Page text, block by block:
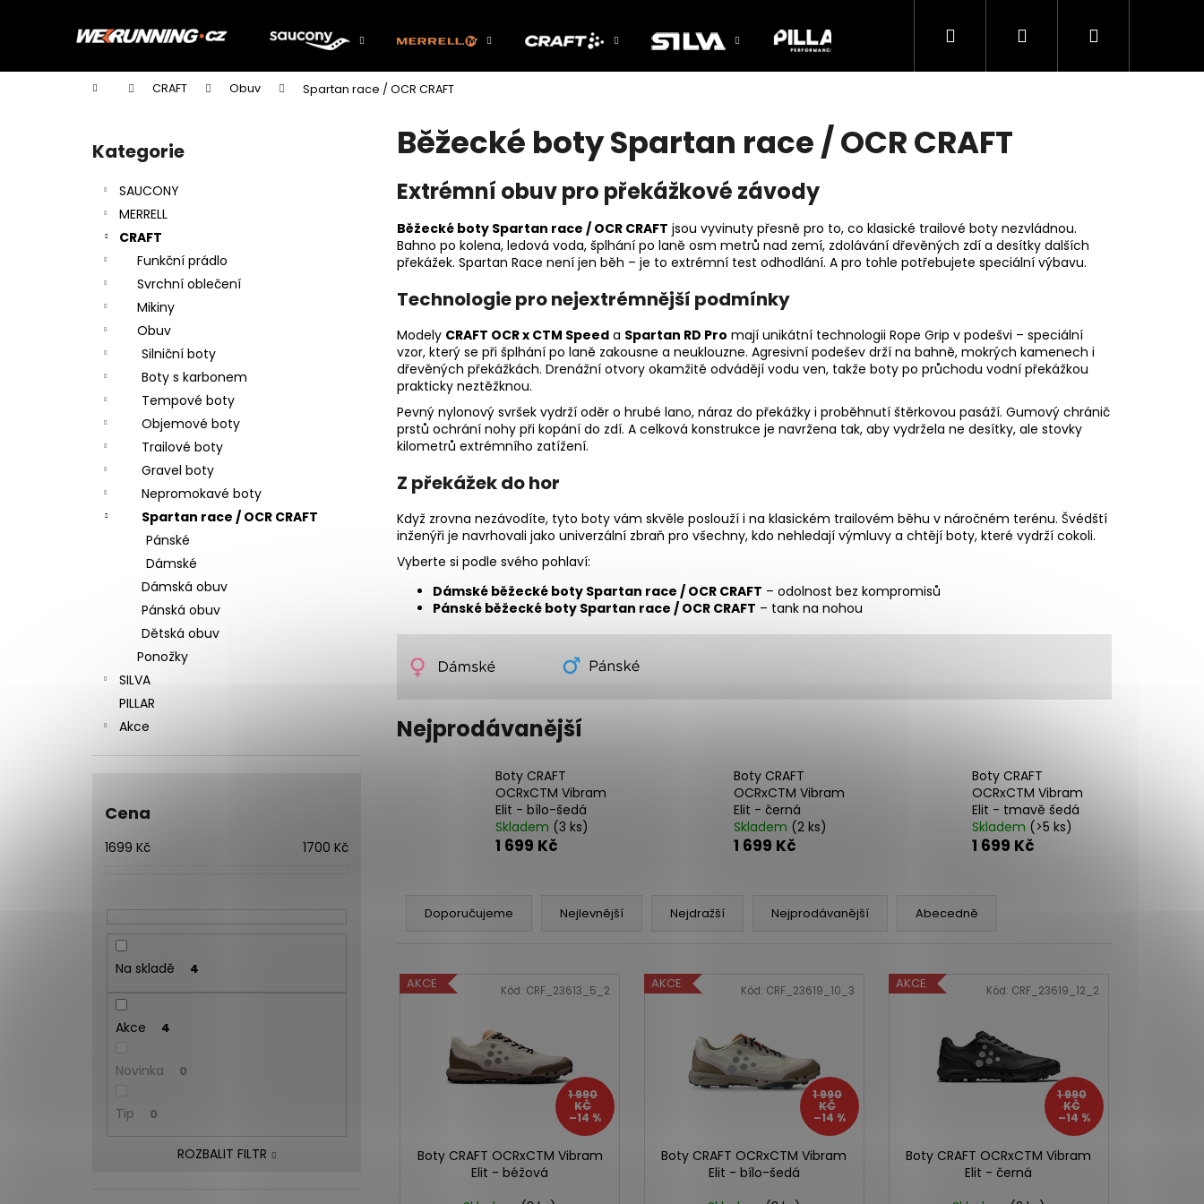
Hledat PřihlášeníNákupní
Domů CRAFT Obuv Spartan race / OCR CRAFT
Přeskočit
kategorie
Kategorie
SAUCONY
MERRELL
CRAFT
Funkční prádlo
Svrchní oblečení
Mikiny
Obuv
Silniční boty
Boty s karbonem
Tempové boty
Objemové boty
Trailové boty
Gravel boty
Nepromokavé boty
Spartan race / OCR CRAFT
Pánské
Dámské
Dámská obuv
Pánská obuv
Dětská obuv
Ponožky
SILVA
PILLAR
Akce
Cena
1699 Kč 1700 Kč
Na skladě 4
Akce 4
Novinka 0
Tip 0
ROZBALIT FILTR
Běžecké boty Spartan race / OCR CRAFT
Extrémní obuv pro překážkové závody
Běžecké boty Spartan race / OCR CRAFT jsou vyvinuty přesně pro to, co klasické trailové boty nezvládnou.
Bahno po kolena, ledová voda, šplhání po laně osm metrů nad zemí, zdolávání dřevěných zdí a desítky dalších
překážek. Spartan Race není jen běh – je to extrémní test odhodlání. A pro tohle potřebujete speciální výbavu.
Technologie pro nejextrémnější podmínky
Modely CRAFT OCR x CTM Speed a Spartan RD Pro mají unikátní technologii Rope Grip v podešvi – speciální
vzor, který se při šplhání po laně zakousne a neuklouzne. Agresivní podešev drží na bahně, mokrých kamenech i
dřevěných překážkách. Drenážní otvory okamžitě odvádějí vodu ven, takže boty po průchodu vodní překážkou
prakticky neztěžknou.
Pevný nylonový svršek vydrží oděr o hrubé lano, náraz do překážky i proběhnutí štěrkovou pasáží. Gumový chránič
prstů ochrání nohy při kopání do zdí. A celková konstrukce je navržena tak, aby vydržela ne desítky, ale stovky
kilometrů extrémního zatížení.
Z překážek do hor
Když zrovna nezávodíte, tyto boty vám skvěle poslouží i na klasickém trailovém běhu v náročném terénu. Švédští
inženýři je navrhovali jako univerzální zbraň pro všechny, kdo nehledají výmluvy a chtějí boty, které vydrží cokoli.
Vyberte si podle svého pohlaví:
Dámské běžecké boty Spartan race / OCR CRAFT – odolnost bez kompromisů
Pánské běžecké boty Spartan race / OCR CRAFT – tank na nohou
Nejprodávanější
Boty CRAFT
OCRxCTM Vibram
Elit - bílo-šedá
Skladem (3 ks)
1 699 Kč
Boty CRAFT
OCRxCTM Vibram
Elit - černá
Skladem (2 ks)
1 699 Kč
Boty CRAFT
OCRxCTM Vibram
Elit - tmavě šedá
Skladem (>5 ks)
1 699 Kč
n
Doporučujeme Nejlevnější Nejdražší Nejprodávanější Abecedně
V
ýAKCE
1 990
KČ
–14 %
Boty CRAFT OCRxCTM Vibram
Elit - béžová
Kód: CRF_23613_5_2 AKCE
1 990
KČ
–14 %
Boty CRAFT OCRxCTM Vibram
Elit - bílo-šedá
Kód: CRF_23619_10_3 AKCE
1 990
KČ
–14 %
Boty CRAFT OCRxCTM Vibram
Elit - černá
Kód: CRF_23619_12_2
í
Zpět
do
Zpět
do
Co potřebujete najít?
Doporučujeme
Následující
SAUCONY RIDE 14 RUNSHIELD SOLAR
CHILL (PÁNSKE)
2 190 Kč
4 050 Kč
BOTY CRAFT ENDURANCE 3 - BÍLÁ
3 990 Kč
BOTY CRAFT PACER 2 - ORANŽOVÁ
3 490 Kč